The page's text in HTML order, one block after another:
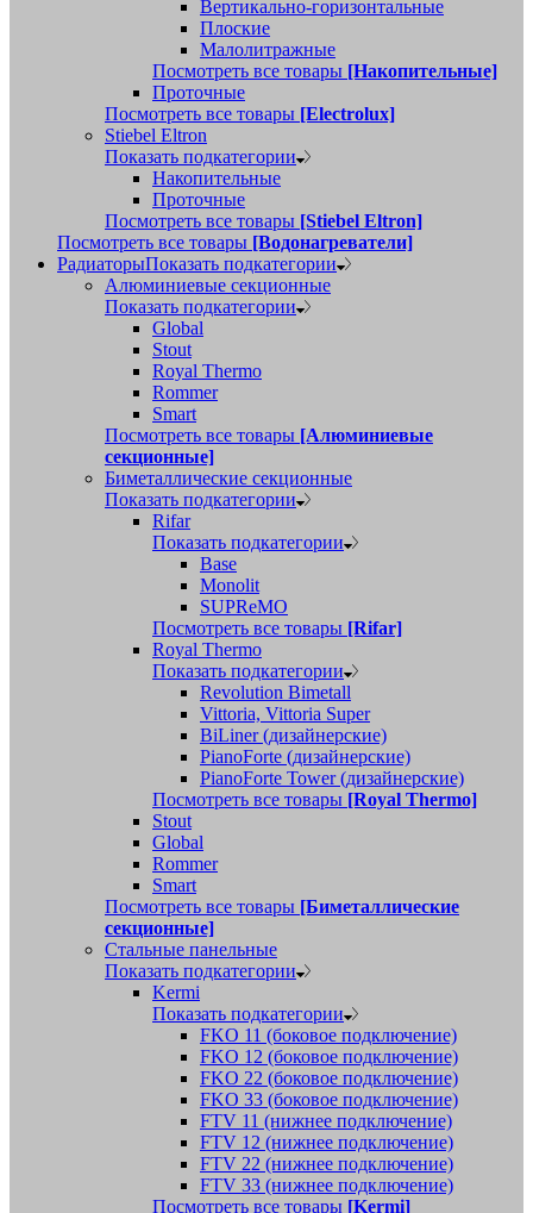
Вертикально-горизонтальные
Плоские
Малолитражные
Посмотреть все товары [Накопительные]
Проточные
Посмотреть все товары [Electrolux]
Stiebel Eltron
Показать подкатегории
Накопительные
Проточные
Посмотреть все товары [Stiebel Eltron]
Посмотреть все товары [Водонагреватели]
РадиаторыПоказать подкатегории
Алюминиевые секционные
Показать подкатегории
Global
Stout
Royal Thermo
Rommer
Smart
Посмотреть все товары [Алюминиевые
секционные]
Биметаллические секционные
Показать подкатегории
Rifar
Показать подкатегории
Base
Monolit
SUPReMO
Посмотреть все товары [Rifar]
Royal Thermo
Показать подкатегории
Revolution Bimetall
Vittoria, Vittoria Super
BiLiner (дизайнерские)
PianoForte (дизайнерские)
PianoForte Tower (дизайнерские)
Посмотреть все товары [Royal Thermo]
Stout
Global
Rommer
Smart
Посмотреть все товары [Биметаллические
секционные]
Стальные панельные
Показать подкатегории
Kermi
Показать подкатегории
FKO 11 (боковое подключение)
FKO 12 (боковое подключение)
FKO 22 (боковое подключение)
FKO 33 (боковое подключение)
FTV 11 (нижнее подключение)
FTV 12 (нижнее подключение)
FTV 22 (нижнее подключение)
FTV 33 (нижнее подключение)
Посмотреть все товары [Kermi]